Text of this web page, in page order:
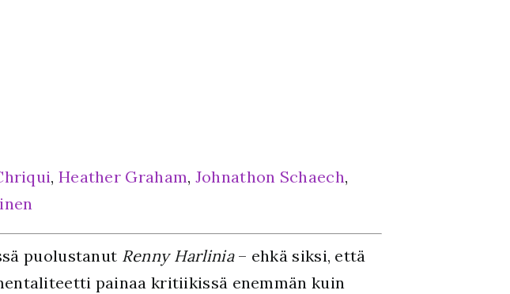
, Heather Graham, Johnathon Schaech,
puolustanut Renny Harlinia– ehkä siksi, että
painaa kritiikissä enemmän kuin